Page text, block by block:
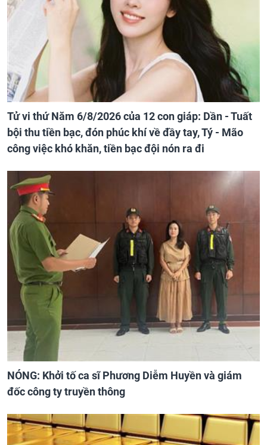
Tử vi thứ Năm 6/8/2026 của 12 con giáp: Dần - Tuất
bội thu tiền bạc, đón phúc khí về đầy tay, Tý - Mão
công việc khó khăn, tiền bạc đội nón ra đi
NÓNG: Khởi tố ca sĩ Phương Diễm Huyền và giám
đốc công ty truyền thông